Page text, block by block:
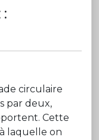
circulaire
par deux,
Cette
laquelle on